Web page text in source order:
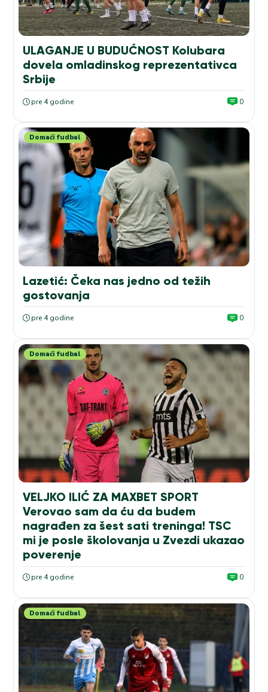
ULAGANJE U BUDUĆNOST Kolubara
dovela omladinskog reprezentativca
Srbije
pre 4 godine 0
Domaći fudbal
Lazetić: Čeka nas jedno od težih
gostovanja
pre 4 godine 0
Domaći fudbal
VELJKO ILIĆ ZA MAXBET SPORT
Verovao sam da ću da budem
nagrađen za šest sati treninga! TSC
mi je posle školovanja u Zvezdi ukazao
poverenje
pre 4 godine 0
Domaći fudbal